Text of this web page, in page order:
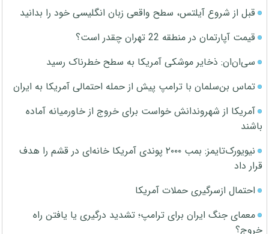
قبل از شروع آیلتس، سطح واقعی زبان انگلیسی خود را بدانید
قیمت آپارتمان در منطقه 22 تهران چقدر است؟
سی‌ان‌ان: ذخایر موشکی آمریکا به سطح خطرناک رسید
تماس بن‌سلمان با ترامپ پیش از حمله احتمالی آمریکا به ایران
آمریکا از شهروندانش خواست برای خروج از خاورمیانه آماده
باشند
نیویورک‌تایمز: بمب ۲۰۰۰ پوندی آمریکا خانه‌ای در قشم را هدف
قرار داد
احتمال ازسرگیری حملات آمریکا
معمای جنگ ایران برای ترامپ؛ تشدید درگیری یا یافتن راه
خروج؟